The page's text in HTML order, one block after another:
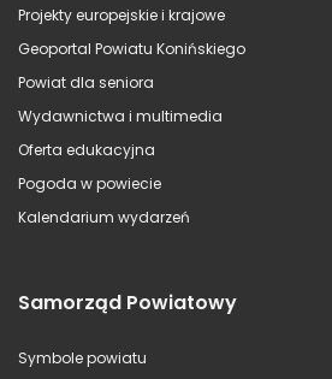
Projekty europejskie i krajowe
Geoportal Powiatu Konińskiego
Powiat dla seniora
Wydawnictwa i multimedia
Oferta edukacyjna
Pogoda w powiecie
Kalendarium wydarzeń
Samorząd Powiatowy
Symbole powiatu